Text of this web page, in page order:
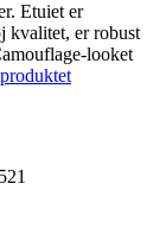
Etuiet er
kvalitet, er robust
looket